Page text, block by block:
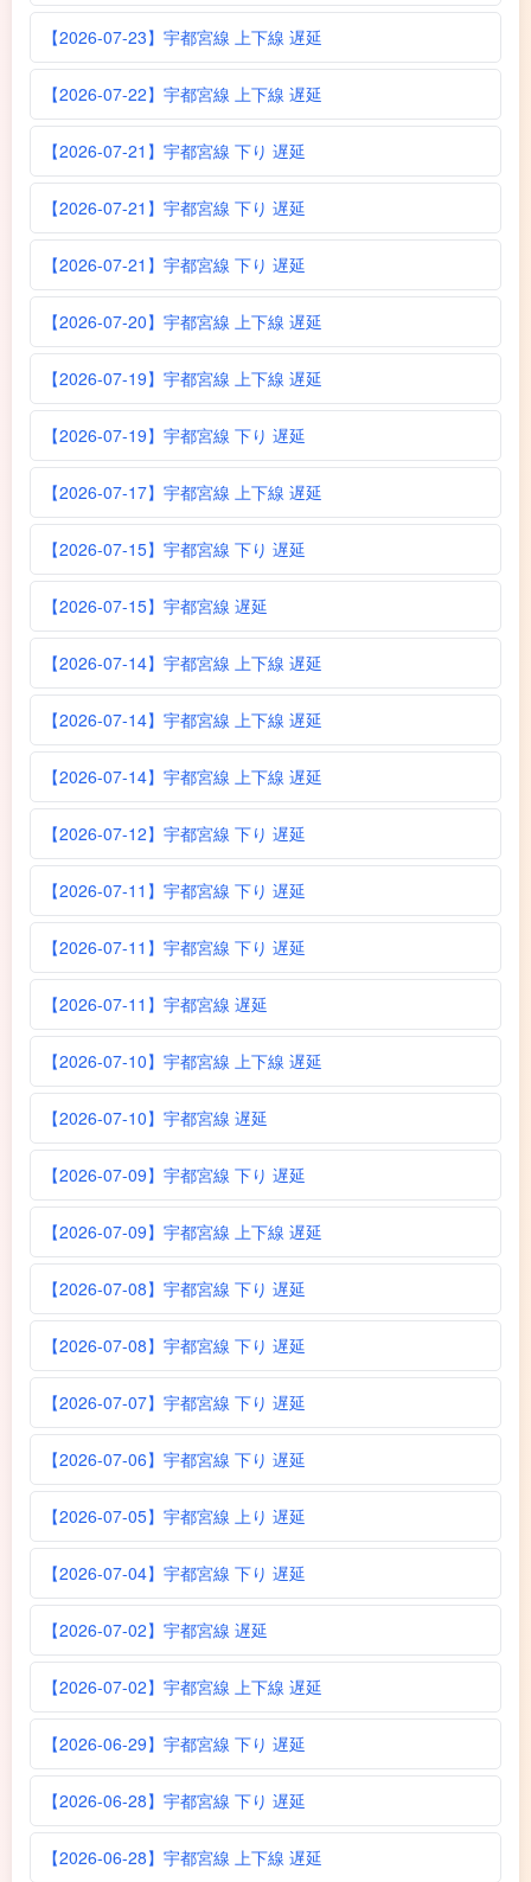
【2026-07-23】宇都宮線 上下線 遅延
【2026-07-22】宇都宮線 上下線 遅延
【2026-07-21】宇都宮線 下り 遅延
【2026-07-21】宇都宮線 下り 遅延
【2026-07-21】宇都宮線 下り 遅延
【2026-07-20】宇都宮線 上下線 遅延
【2026-07-19】宇都宮線 上下線 遅延
【2026-07-19】宇都宮線 下り 遅延
【2026-07-17】宇都宮線 上下線 遅延
【2026-07-15】宇都宮線 下り 遅延
【2026-07-15】宇都宮線 遅延
【2026-07-14】宇都宮線 上下線 遅延
【2026-07-14】宇都宮線 上下線 遅延
【2026-07-14】宇都宮線 上下線 遅延
【2026-07-12】宇都宮線 下り 遅延
【2026-07-11】宇都宮線 下り 遅延
【2026-07-11】宇都宮線 下り 遅延
【2026-07-11】宇都宮線 遅延
【2026-07-10】宇都宮線 上下線 遅延
【2026-07-10】宇都宮線 遅延
【2026-07-09】宇都宮線 下り 遅延
【2026-07-09】宇都宮線 上下線 遅延
【2026-07-08】宇都宮線 下り 遅延
【2026-07-08】宇都宮線 下り 遅延
【2026-07-07】宇都宮線 下り 遅延
【2026-07-06】宇都宮線 下り 遅延
【2026-07-05】宇都宮線 上り 遅延
【2026-07-04】宇都宮線 下り 遅延
【2026-07-02】宇都宮線 遅延
【2026-07-02】宇都宮線 上下線 遅延
【2026-06-29】宇都宮線 下り 遅延
【2026-06-28】宇都宮線 下り 遅延
【2026-06-28】宇都宮線 上下線 遅延